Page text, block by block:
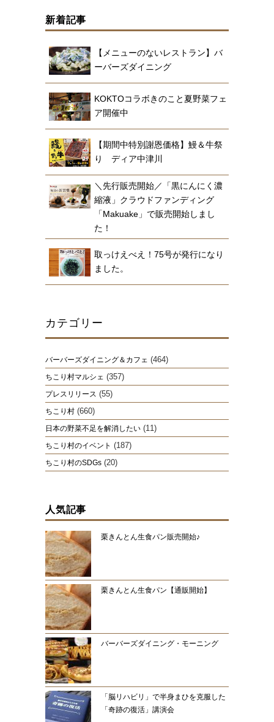
新着記事
【メニューのないレストラン】バ
ーバーズダイニング
KOKTOコラボきのこと夏野菜フェ
ア開催中
【期間中特別謝恩価格】鰻＆牛祭
り ディア中津川
＼先行販売開始／「黒にんにく濃
縮液」クラウドファンディング
「Makuake」で販売開始しまし
た！
取っけえべえ！75号が発行になり
ました。
カテゴリー
バーバーズダイニング＆カフェ (464)
ちこり村マルシェ (357)
プレスリリース (55)
ちこり村 (660)
日本の野菜不足を解消したい (11)
ちこり村のイベント (187)
ちこり村のSDGs (20)
人気記事
栗きんとん生食パン販売開始♪
栗きんとん生食パン【通販開始】
バーバーズダイニング・モーニング
「脳リハビリ」で半身まひを克服した
「奇跡の復活」講演会